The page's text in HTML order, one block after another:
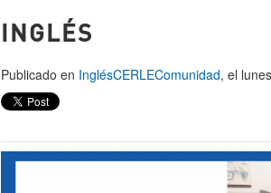
INGLÉS
Publicado en InglésCERLEComunidad, el